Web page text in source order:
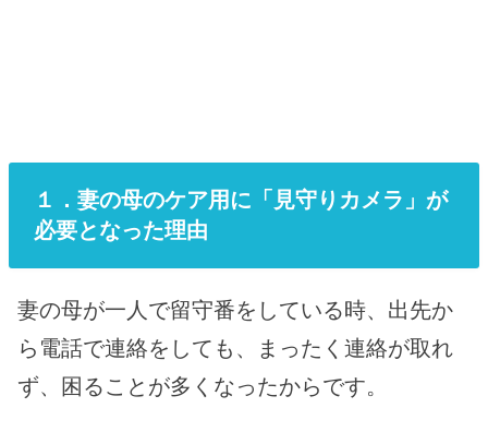
１．妻の母のケア用に「見守りカメラ」が
必要となった理由
妻の母が一人で留守番をしている時、出先か
ら電話で連絡をしても、まったく連絡が取れ
ず、困ることが多くなったからです。